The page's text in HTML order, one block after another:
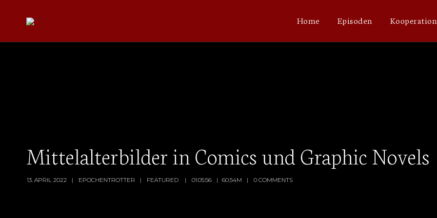
Home Episoden
Mittelalterbilder in Comics und Graphic Novels
13. APRIL 2022 EPOCHENTROTTER FEATURED 01:05:56 60.54M 0 COMMENTS